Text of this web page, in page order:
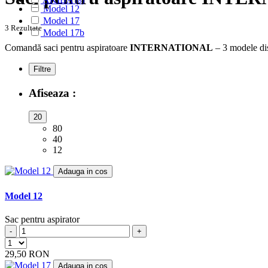
ALASKA
ALBATROS
ALFATEC
ALIEN (2)
ALLERGY CARE
ALPINA
ALTO
ALTUS
AMADIS
AMROS
AMSTAR (2)
AMSTERDAM (2)
(3)
AQUA VAC (3)
AR-TECH (3)
ARC-EN-CIEL
ARCELIK (3)
Model 12
Model 17
Model 17b
3 Rezultate
Comandă saci pentru aspiratoare INTERNATIONAL – 3 modele
Filtre
Afiseaza :
20
80
40
12
Adauga in cos
Model 12
Sac pentru aspirator
- +
29,50 RON
Adauga in cos